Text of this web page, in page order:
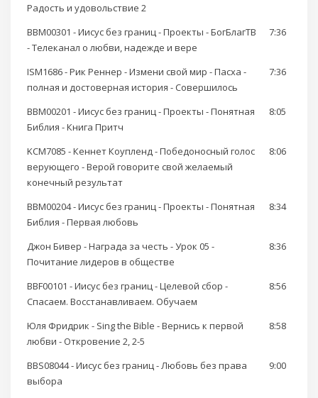
Радость и удовольствие 2
BBM00301 - Иисус без границ - Проекты - БогБлагТВ
- Телеканал о любви, надежде и вере
7:36
ISM1686 - Рик Реннер - Измени свой мир - Пасха -
полная и достоверная история - Совершилось
7:36
BBM00201 - Иисус без границ - Проекты - Понятная
Библия - Книга Притч
8:05
KCM7085 - Кеннет Коупленд - Победоносный голос
верующего - Верой говорите свой желаемый
конечный результат
8:06
BBM00204 - Иисус без границ - Проекты - Понятная
Библия - Первая любовь
8:34
Джон Бивер - Награда за честь - Урок 05 -
Почитание лидеров в обществе
8:36
BBF00101 - Иисус без границ - Целевой сбор -
Спасаем. Восстанавливаем. Обучаем
8:56
Юля Фридрик - Sing the Bible - Вернись к первой
любви - Откровение 2, 2-5
8:58
BBS08044 - Иисус без границ - Любовь без права
выбора
9:00